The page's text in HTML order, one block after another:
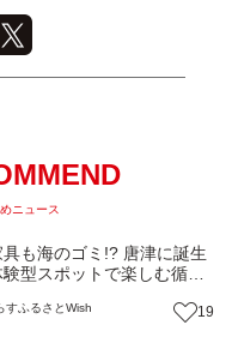
ニュース
も海のゴミ!? 唐津に誕生
型スポットで楽しむ循環
す ふるさとWish
19